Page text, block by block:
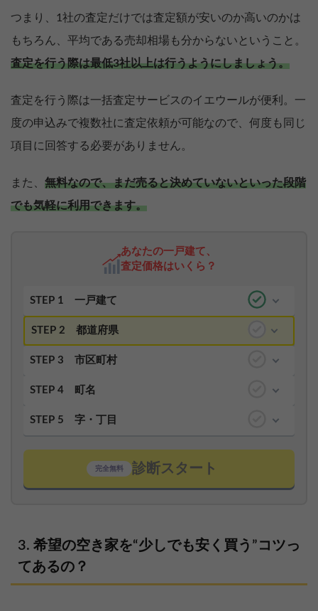
つまり、1社の査定だけでは査定額が安いのか高いのかは
もちろん、平均である売却相場も分からないということ。
査定を行う際は最低3社以上は行うようにしましょう。
査定を行う際は一括査定サービスのイエウールが便利。一
度の申込みで複数社に査定依頼が可能なので、何度も同じ
項目に回答する必要がありません。
また、 無料なので、まだ売ると決めていないといった段階
でも気軽に利用できます。
あなたの一戸建て、
査定価格はいくら？
STEP 1 一戸建て
STEP 2 都道府県
STEP 3 市区町村
STEP 4 町名
STEP 5 字・丁目
完全無料 診断スタート
希望の空き家を“少しでも安く買う”コツっ
てあるの？